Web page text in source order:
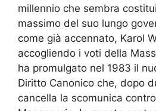
millennio che sembra
massimo del suo lungo
come già accennato, Karol
accogliendo i voti della
ha promulgato nel 1983 il
Diritto Canonico che, dopo
cancella la scomunica